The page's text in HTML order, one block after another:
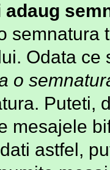
semnatura
Odata
o
Puteti,
mesajele
astfel,